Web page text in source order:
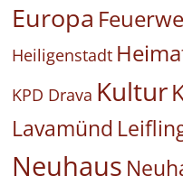
Europa
Heiligenstadt
KPD Drava Kultur
Lavamünd
Neuhaus